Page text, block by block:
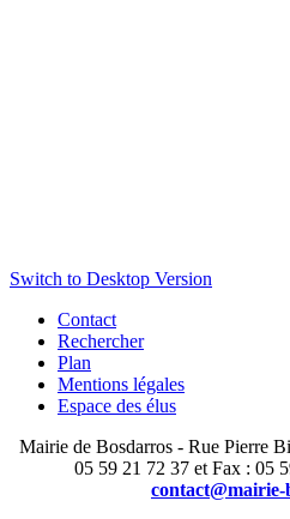
Switch to Desktop Version
Contact
Rechercher
Plan
Mentions légales
Espace des élus
Mairie de Bosdarros - Rue Pierre
05 59 21 72 37 et Fax : 05